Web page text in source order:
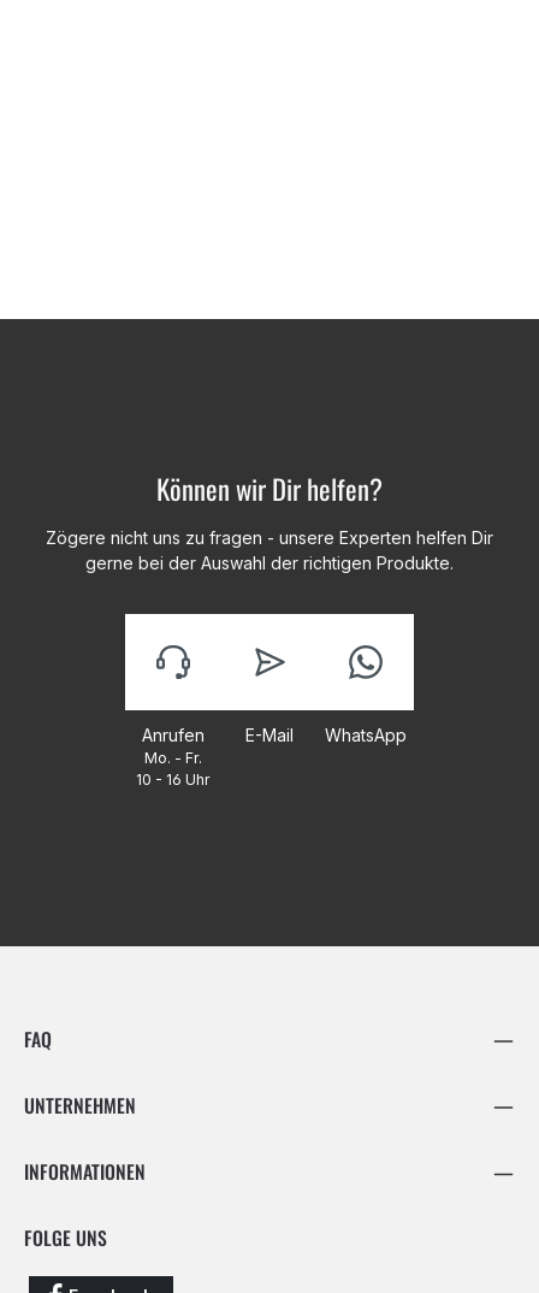
Können wir Dir helfen?
Zögere nicht uns zu fragen - unsere Experten helfen Dir
gerne bei der Auswahl der richtigen Produkte.
Anrufen
Mo. - Fr.
10 - 16 Uhr
E-Mail WhatsApp
FAQ
UNTERNEHMEN
INFORMATIONEN
FOLGE UNS